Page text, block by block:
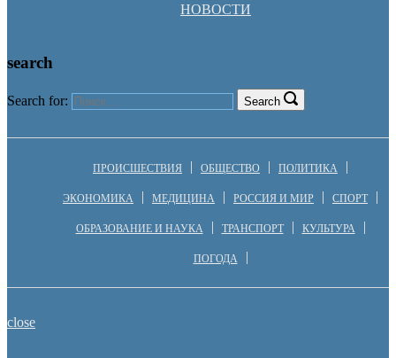
НОВОСТИ
search
Search for: Search
ПРОИСШЕСТВИЯ ОБЩЕСТВО ПОЛИТИКА
ЭКОНОМИКА МЕДИЦИНА РОССИЯ И МИР СПОРТ
ОБРАЗОВАНИЕ И НАУКА ТРАНСПОРТ КУЛЬТУРА
ПОГОДА
close